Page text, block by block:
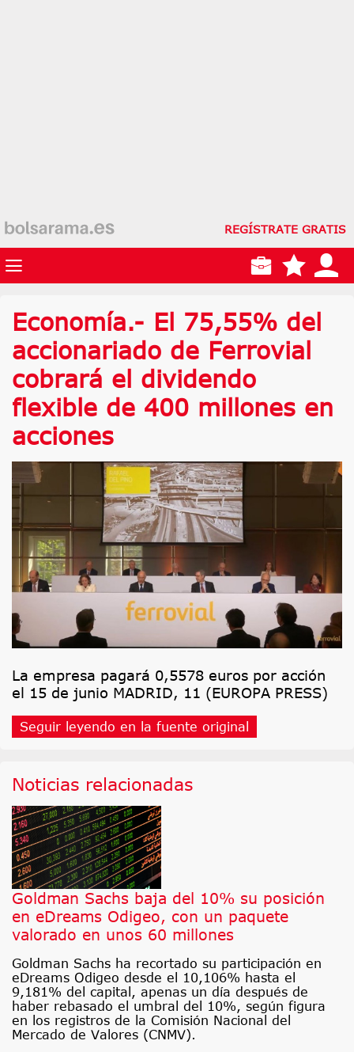
REGÍSTRATE GRATIS
Economía.- El 75,55% del
accionariado de Ferrovial
cobrará el dividendo
flexible de 400 millones en
acciones
La empresa pagará 0,5578 euros por acción
el 15 de junio MADRID, 11 (EUROPA PRESS)
Seguir leyendo en la fuente original
Noticias relacionadas
Goldman Sachs baja del 10% su posición
en eDreams Odigeo, con un paquete
valorado en unos 60 millones
Goldman Sachs ha recortado su participación en
eDreams Odigeo desde el 10,106% hasta el
9,181% del capital, apenas un día después de
haber rebasado el umbral del 10%, según figura
en los registros de la Comisión Nacional del
Mercado de Valores (CNMV).